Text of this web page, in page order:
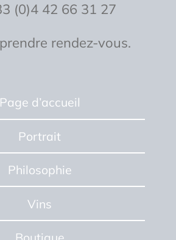
(0)4 42 66 31 27
rendez-vous.
Page d’accueil
Portrait
Philosophie
Vins